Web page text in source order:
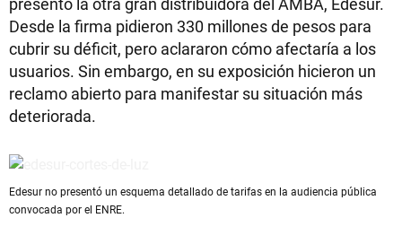
Desde la firma pidieron 330 millones de pesos para
cubrir su déficit, pero aclararon cómo afectaría a los
usuarios. Sin embargo, en su exposición hicieron un
reclamo abierto para manifestar su situación más
deteriorada.
Edesur no presentó un esquema detallado de tarifas en la audiencia pública
convocada por el ENRE.